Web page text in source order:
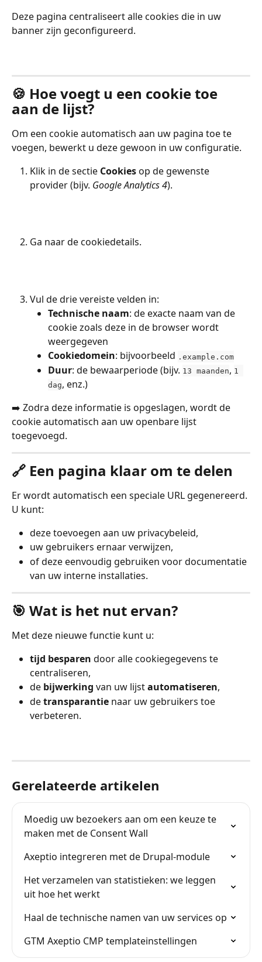
Deze pagina centraliseert alle cookies die in uw
banner zijn geconfigureerd.
🍪 Hoe voegt u een cookie toe
aan de lijst?
Om een cookie automatisch aan uw pagina toe te
voegen, bewerkt u deze gewoon in uw configuratie.
Klik in de sectie Cookies op de gewenste
provider (bijv. Google Analytics 4).
Ga naar de cookiedetails.
Vul de drie vereiste velden in:
Technische naam: de exacte naam van de
cookie zoals deze in de browser wordt
weergegeven
Cookiedomein: bijvoorbeeld .example.com
Duur: de bewaarperiode (bijv. 13 maanden, 1
dag, enz.)
➡️ Zodra deze informatie is opgeslagen, wordt de
cookie automatisch aan uw openbare lijst
toegevoegd.
🔗 Een pagina klaar om te delen
Er wordt automatisch een speciale URL gegenereerd.
U kunt:
deze toevoegen aan uw privacybeleid,
uw gebruikers ernaar verwijzen,
of deze eenvoudig gebruiken voor documentatie
van uw interne installaties.
🎯 Wat is het nut ervan?
Met deze nieuwe functie kunt u:
tijd besparen door alle cookiegegevens te
centraliseren,
de bijwerking van uw lijst automatiseren,
de transparantie naar uw gebruikers toe
verbeteren.
Gerelateerde artikelen
Moedig uw bezoekers aan om een keuze te
maken met de Consent Wall
Axeptio integreren met de Drupal-module
Het verzamelen van statistieken: we leggen
uit hoe het werkt
Haal de technische namen van uw services op
GTM Axeptio CMP templateinstellingen